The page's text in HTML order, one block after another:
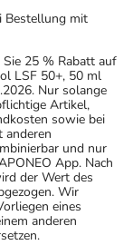
Bestellung mit
25 % Rabatt auf
LSF 50+, 50 ml
Nur solange
Artikel,
sowie bei
anderen
und nur
App. Nach
der Wert des
Wir
eines
anderen